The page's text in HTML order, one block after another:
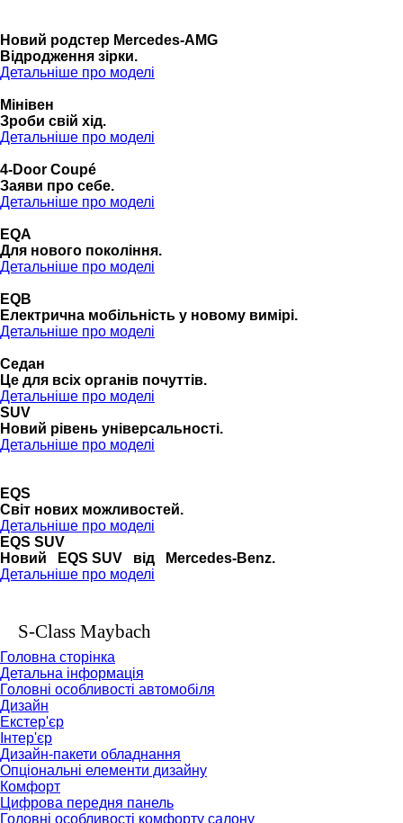
Новий родстер Mercedes-AMG
Відродження зірки.
Детальніше про моделі
Мінівен
Зроби свій хід.
Детальніше про моделі
4-Door Coupé
Заяви про себе.
Детальніше про моделі
EQA
Для нового покоління.
Детальніше про моделі
EQB
Електрична мобільність у новому вимірі.
Детальніше про моделі
Седан
Це для всіх органів почуттів.
Детальніше про моделі
SUV
Новий рівень універсальності.
Детальніше про моделі
EQS
Cвіт нових можливостей.
Детальніше про моделі
EQS SUV
Новий EQS SUV від Mercedes-Benz.
Детальніше про моделі
S-Class Maybach
Головна сторінка
Детальна інформація
Головні особливості автомобіля
Дизайн
Екстер'єр
Інтер'єр
Дизайн-пакети обладнання
Опціональні елементи дизайну
Комфорт
Цифрова передня панель
Головні особливості комфорту салону